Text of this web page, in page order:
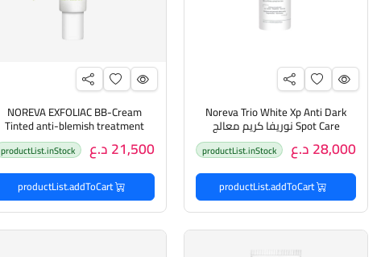
Noreva Trio White Xp Anti Dark
Spot Care نوريفا كريم معالج
التصبغات 28,000 د.ع productList.inStock
productList.addToCart
NOREVA EXFOLIAC BB-Cream
Tinted anti-blemish treatment
Claire light نوريفا كريم BB ملون
مضاد للعيوب 21,500 د.ع productList.inStock
productList.addToCart